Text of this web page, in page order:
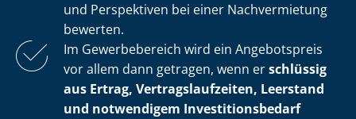
und Perspektiven bei einer Nachvermietung
bewerten.
Im Gewerbebereich wird ein Angebotspreis
vor allem dann getragen, wenn erschlüssig
aus Ertrag, Ver­trags­lauf­zei­ten, Leerstand
und notwendigem In­ves­ti­ti­ons­be­darf